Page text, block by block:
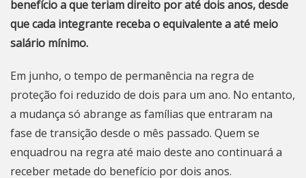
benefício a que teriam direito por até dois anos, desde
que cada integrante receba o equivalente a até meio
salário mínimo.
Em junho, o tempo de permanência na regra de
proteção foi reduzido de dois para um ano. No entanto,
a mudança só abrange as famílias que entraram na
fase de transição desde o mês passado. Quem se
enquadrou na regra até maio deste ano continuará a
receber metade do benefício por dois anos.